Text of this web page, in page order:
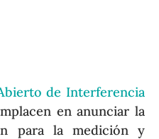
de Interferencia
en anunciar la
para la medición y